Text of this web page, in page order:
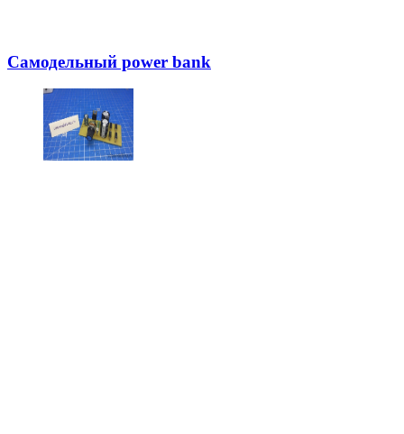
Самодельный power bank